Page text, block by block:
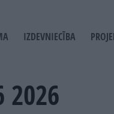
IZDEVNIECĪBA
2026